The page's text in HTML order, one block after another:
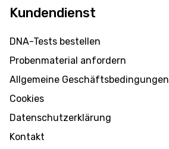
Kundendienst
DNA-Tests bestellen
Probenmaterial anfordern
Allgemeine Geschäftsbedingungen
Cookies
Datenschutzerklärung
Kontakt